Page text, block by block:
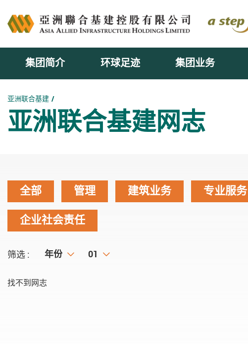
集团简介 环球足迹 集团业务
亚洲联合基建
亚洲联合基建网志
全部 管理 建筑业务 专业服务
企业社会责任
筛选 : 年份
年份 月份
01
找不到网志